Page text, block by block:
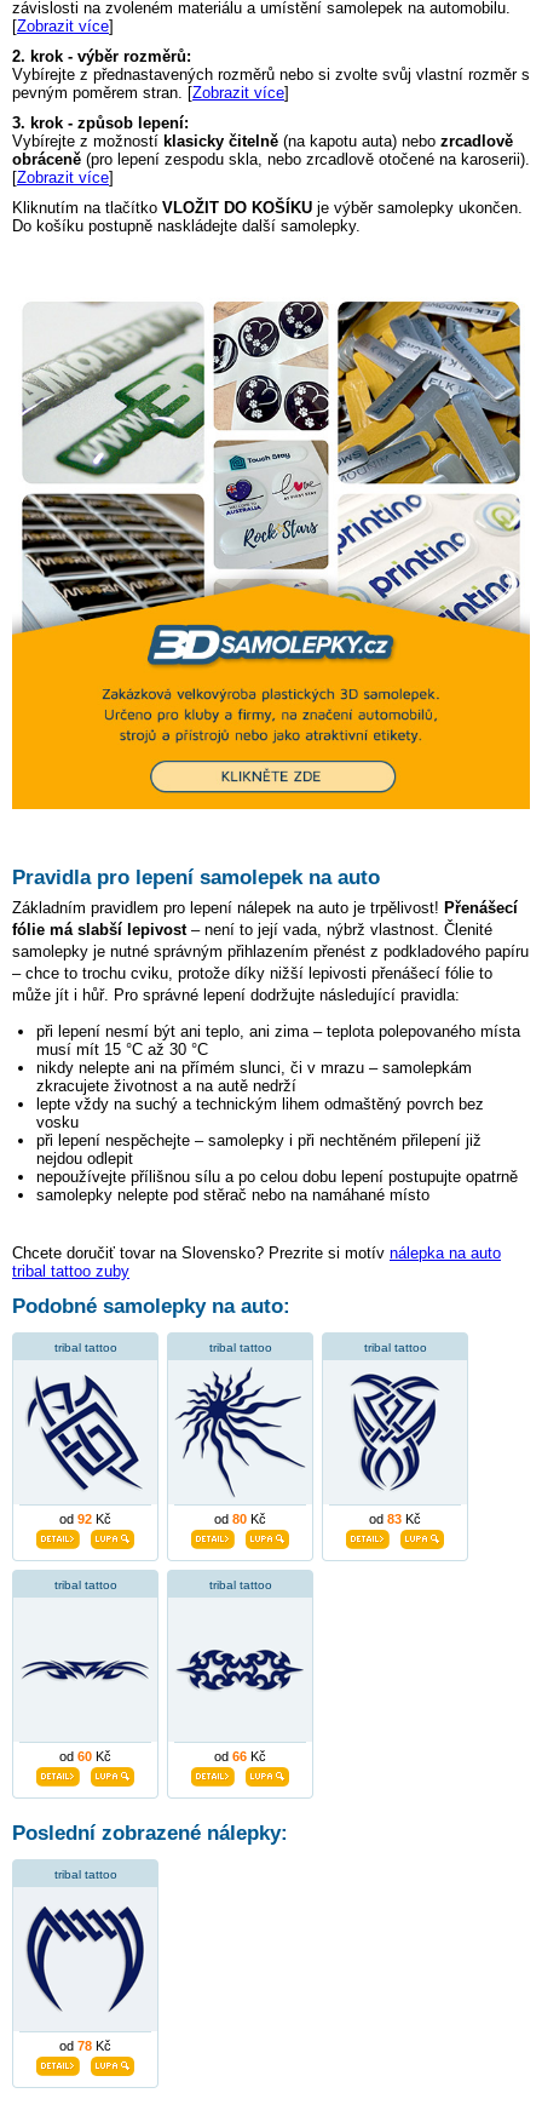
závislosti na zvoleném materiálu a umístění samolepek na automobilu.
[Zobrazit více]
2. krok - výběr rozměrů:
Vybírejte z přednastavených rozměrů nebo si zvolte svůj vlastní rozměr s
pevným poměrem stran. [Zobrazit více]
3. krok - způsob lepení:
Vybírejte z možností klasicky čitelně (na kapotu auta) nebo zrcadlově
obráceně (pro lepení zespodu skla, nebo zrcadlově otočené na karoserii).
[Zobrazit více]
Kliknutím na tlačítko VLOŽIT DO KOŠÍKU je výběr samolepky ukončen.
Do košíku postupně naskládejte další samolepky.
Pravidla pro lepení samolepek na auto
Základním pravidlem pro lepení nálepek na auto je trpělivost! Přenášecí
fólie má slabší lepivost– není to její vada, nýbrž vlastnost. Členité
samolepky je nutné správným přihlazením přenést z podkladového papíru
– chce to trochu cviku, protože díky nižší lepivosti přenášecí fólie to
může jít i hůř. Pro správné lepení dodržujte následující pravidla:
při lepení nesmí být ani teplo, ani zima – teplota polepovaného místa
musí mít 15 °C až 30 °C
nikdy nelepte ani na přímém slunci, či v mrazu – samolepkám
zkracujete životnost a na autě nedrží
lepte vždy na suchý a technickým lihem odmaštěný povrch bez
vosku
při lepení nespěchejte – samolepky i při nechtěném přilepení již
nejdou odlepit
nepoužívejte přílišnou sílu a po celou dobu lepení postupujte opatrně
samolepky nelepte pod stěrač nebo na namáhané místo
Chcete doručiť tovar na Slovensko? Prezrite si motív nálepka na auto
tribal tattoo zuby
Podobné samolepky na auto:
tribal tattoo
od 92 Kč
tribal tattoo
od 80 Kč
tribal tattoo
od 83 Kč
tribal tattoo
od 60 Kč
tribal tattoo
od 66 Kč
Poslední zobrazené nálepky:
tribal tattoo
od 78 Kč